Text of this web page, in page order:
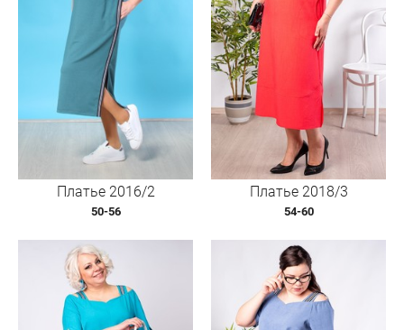
Платье 2016/2
50-56
Платье 2018/3
54-60